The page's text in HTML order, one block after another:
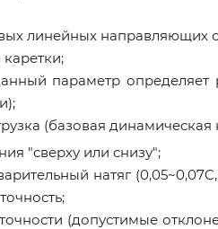
линейных направляющих
параметр определяет
(базовая динамическая
"сверху или снизу";
натяг
(допустимые